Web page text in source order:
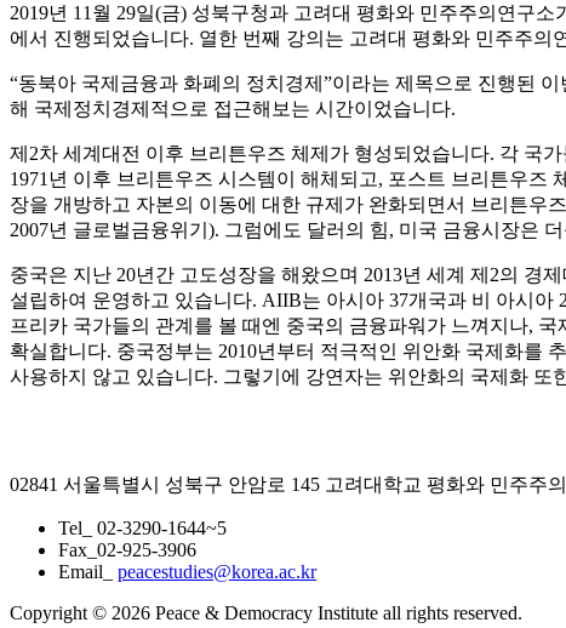
2019년 11월 29일(금) 성북구청과 고려대 평화와 민주주의연구
에서 진행되었습니다. 열한 번째 강의는 고려대 평화와 민주주의
“동북아 국제금융과 화폐의 정치경제”이라는 제목으로 진행된
해 국제정치경제적으로 접근해보는 시간이었습니다.
제2차 세계대전 이후 브리튼우즈 체제가 형성되었습니다. 각 국
1971년 이후 브리튼우즈 시스템이 해체되고, 포스트 브리튼우즈
장을 개방하고 자본의 이동에 대한 규제가 완화되면서 브리튼우
2007년 글로벌금융위기). 그럼에도 달러의 힘, 미국 금융시장은
중국은 지난 20년간 고도성장을 해왔으며 2013년 세계 제2의
설립하여 운영하고 있습니다. AIIB는 아시아 37개국과 비 아시
프리카 국가들의 관계를 볼 때엔 중국의 금융파워가 느껴지나,
확실합니다. 중국정부는 2010년부터 적극적인 위안화 국제화를
사용하지 않고 있습니다. 그렇기에 강연자는 위안화의 국제화
02841 서울특별시 성북구 안암로 145 고려대학교 평화와 민주주
Tel_ 02-3290-1644~5
Fax_02-925-3906
Email_ peacestudies@korea.ac.kr
Copyright © 2026 Peace & Democracy Institute all rights reserved.